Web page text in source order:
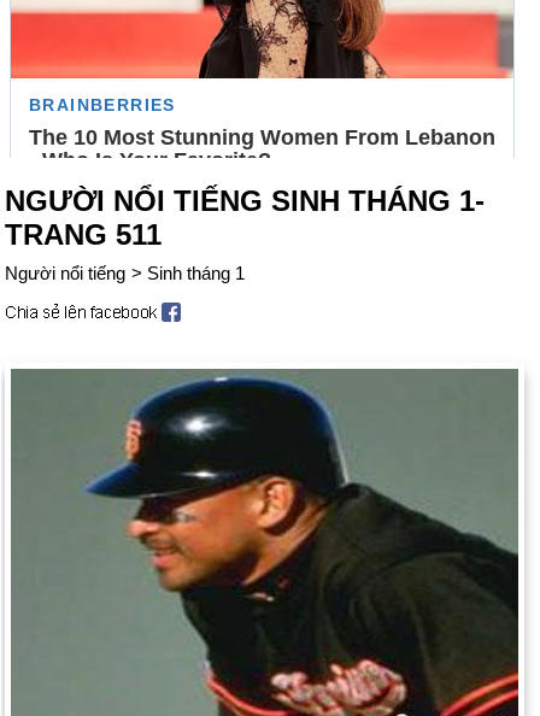
NGƯỜI NỔI TIẾNG SINH THÁNG 1-
TRANG 511
Người nổi tiếng > Sinh tháng 1